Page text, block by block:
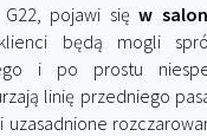
G22, pojawi sięw
będą mogli
i po prostu
linię przedniego